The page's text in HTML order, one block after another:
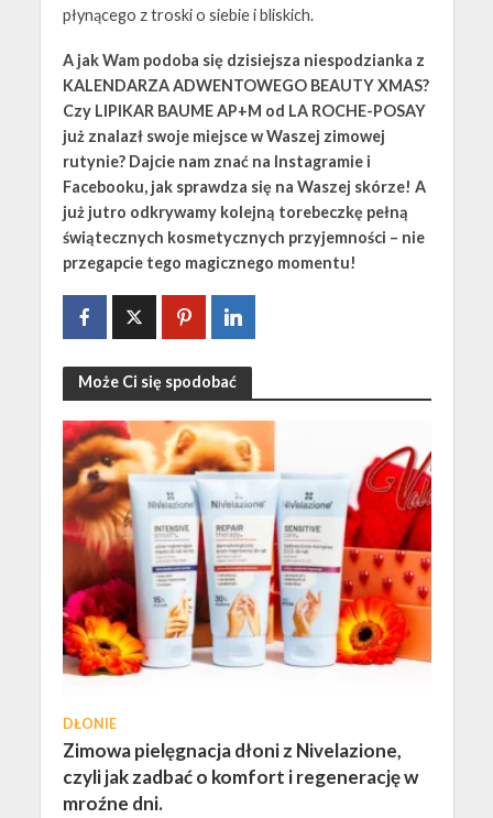
płynącego z troski o siebie i bliskich.
A jak Wam podoba się dzisiejsza niespodzianka z
KALENDARZA ADWENTOWEGO BEAUTY XMAS?
Czy LIPIKAR BAUME AP+M od LA ROCHE-POSAY
już znalazł swoje miejsce w Waszej zimowej
rutynie? Dajcie nam znać na Instagramie i
Facebooku, jak sprawdza się na Waszej skórze! A
już jutro odkrywamy kolejną torebeczkę pełną
świątecznych kosmetycznych przyjemności – nie
przegapcie tego magicznego momentu!
Może Ci się spodobać
DŁONIE
Zimowa pielęgnacja dłoni z Nivelazione,
czyli jak zadbać o komfort i regenerację w
mroźne dni.